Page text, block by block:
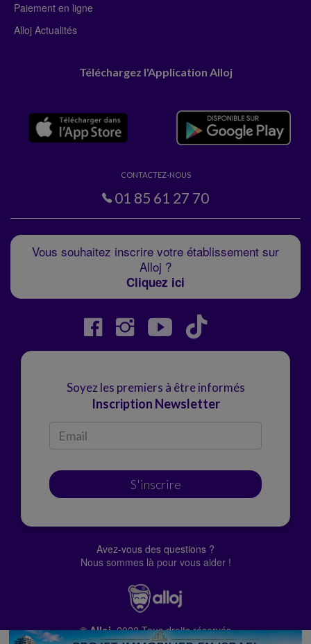
Paiement en ligne
Alloj Actualités
Téléchargez l'Application Alloj
CONTACTEZ-NOUS
01 85 61 27 70
Vous souhaitez inscrire votre établissement sur
Alloj ?
Cliquez ici
Soyez les premiers à être informés
Inscription Newsletter
S'inscrire
Avez-vous des questions ?
Nous sommes là pour vous aider !
© Alloj.2022 Tous droits réservés